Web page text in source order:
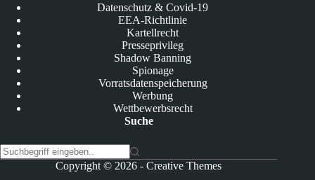
Datenschutz & Covid-19
EEA-Richtlinie
Kartellrecht
Presseprivileg
Shadow Banning
Spionage
Vorratsdatenspeicherung
Werbung
Wettbewerbsrecht
Suche
Copyright © 2026 -Creative Themes